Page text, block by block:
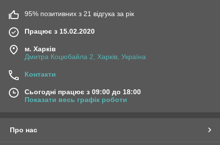
95% позитивних з 21 відгука за рік
Працює з 15.02.2020
м. Харків
Дмитра Коцюбайла 2, Харків, Україна
Контакти
Сьогодні працює з 09:00 до 18:00
Показати весь графік роботи
Про нас